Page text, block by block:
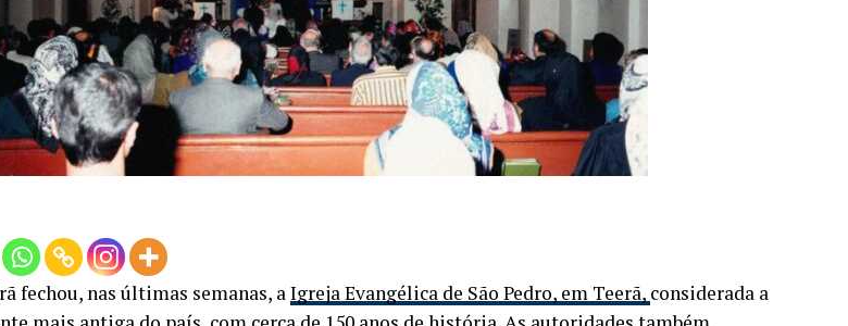
fechou, nas últimas semanas, aIgreja Evangélica de São Pedro, em Teerã, considerada a